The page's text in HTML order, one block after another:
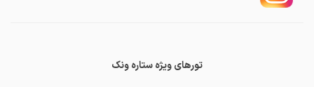
تورهای ویژه ستاره ونک